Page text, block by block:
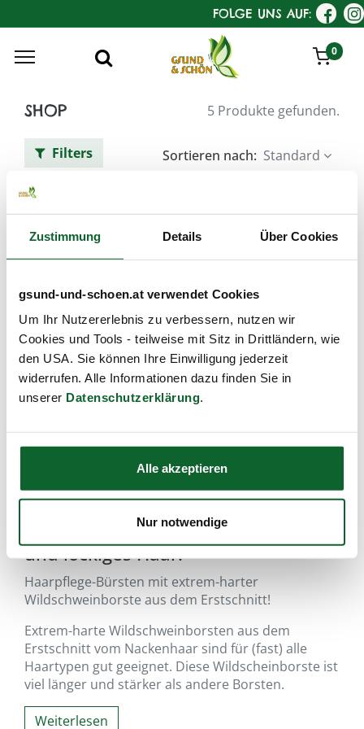
Zustimmung Details Über Cookies
gsund-und-schoen.at verwendet Cookies
Um Ihr Nutzererlebnis zu verbessern, nutzen wir
Cookies und Tools - teilweise mit Sitz in Drittländern, wie
den USA. Sie können Ihre Einwilligung jederzeit
widerrufen. Alle Informationen dazu finden Sie in
unserer Datenschutzerklärung.
Alle akzeptieren
Nur notwendige
FOLGE UNS AUF:
0
SHOP 5 Produkte gefunden.
Filters Sortieren nach: Standard
KostKamm Haarpflege-Bürsten
mit extrem-harter
Wildschweinborste, für kräftiges
und lockiges Haar!
Haarpflege-Bürsten mit extrem-harter
Wildschweinborste aus dem Erstschnitt!
Extrem-harte Wildschweinborsten aus dem
Erstschnitt vom Nackenhaar sind für (fast) alle
Haartypen gut geeignet. Diese Wildscheinborste ist
viel länger und stärker als andere Borsten.
Weiterlesen